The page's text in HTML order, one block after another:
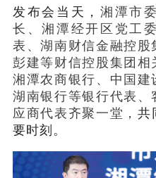
发布会当天，湘潭市
长、湘潭经开区党工
表、湖南财信金融控
彭建等财信控股集团相
湘潭农商银行、中国建
湖南银行等银行代表
应商代表齐聚一堂， 共
要时刻。